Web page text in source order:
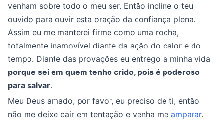
venham sobre todo o meu ser. Então incline o teu
ouvido para ouvir esta oração da confiança plena.
Assim eu me manterei firme como uma rocha,
totalmente inamovível diante da ação do calor e do
tempo. Diante das provações eu entrego a minha vida
porque sei em quem tenho crido, pois é poderoso
para salvar.
Meu Deus amado, por favor, eu preciso de ti, então
não me deixe cair em tentação e venha me amparar.